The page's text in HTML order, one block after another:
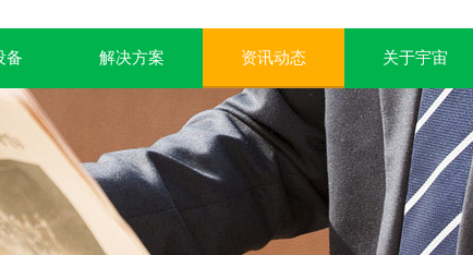
备 解决方案 资讯动态 关于宇宙